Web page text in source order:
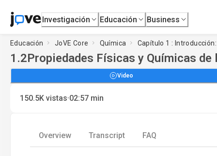
Investigación Educación Business
Educación JoVE Core Química Capítulo 1 :
1.2Propiedades Físicas y Químicas
Video
150.5K vistas·02:57 min
Overview Transcript FAQ